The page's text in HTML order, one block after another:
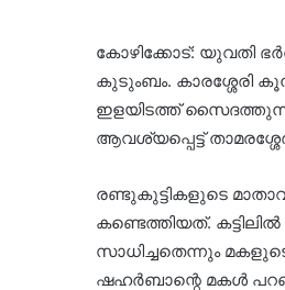
കോഴിക്കോട്: യുവതി
കുടുംബം. കാരശ്ശേരി
ഇളയിടത്ത്
ആവശ്യപ്പെട്ട്
രണ്ടുകുട്ടികളുടെ
കണ്ടെത്തിയത്.
സാധിച്ചതെന്നും
ഷഹർബാന്റെ മകൾ